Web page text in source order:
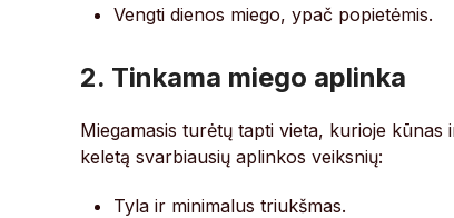
Vengti dienos miego, ypač popietėmis.
2. Tinkama miego aplinka
Miegamasis turėtų tapti vieta, kurioje kūnas
keletą svarbiausių aplinkos veiksnių:
Tyla ir minimalus triukšmas.